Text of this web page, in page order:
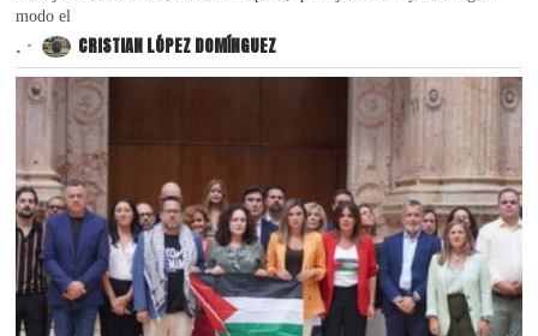
modo el
. CRISTIAN LÓPEZ DOMÍNGUEZ